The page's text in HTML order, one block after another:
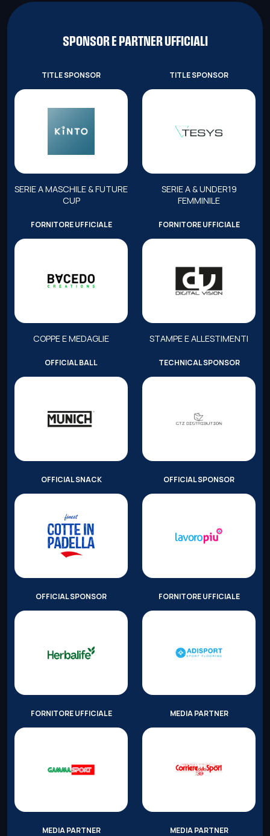
SPONSOR E PARTNER UFFICIALI
TITLE SPONSOR
SERIE A MASCHILE & FUTURE
CUP
TITLE SPONSOR
SERIE A & UNDER19
FEMMINILE
FORNITORE UFFICIALE
COPPE E MEDAGLIE
FORNITORE UFFICIALE
STAMPE E ALLESTIMENTI
OFFICIAL BALL TECHNICAL SPONSOR
OFFICIAL SNACK OFFICIAL SPONSOR
OFFICIAL SPONSOR FORNITORE UFFICIALE
FORNITORE UFFICIALE MEDIA PARTNER
MEDIA PARTNER MEDIA PARTNER